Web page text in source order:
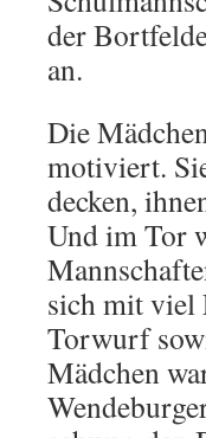
der
an.
Die
motiviert.
decken,
Und im Tor
sich mit viel
Torwurf
Mädchen